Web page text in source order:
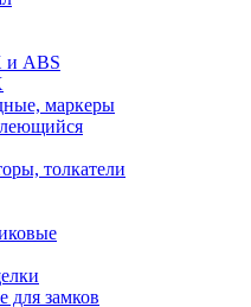
и ABS
маркеры
толкатели
замков